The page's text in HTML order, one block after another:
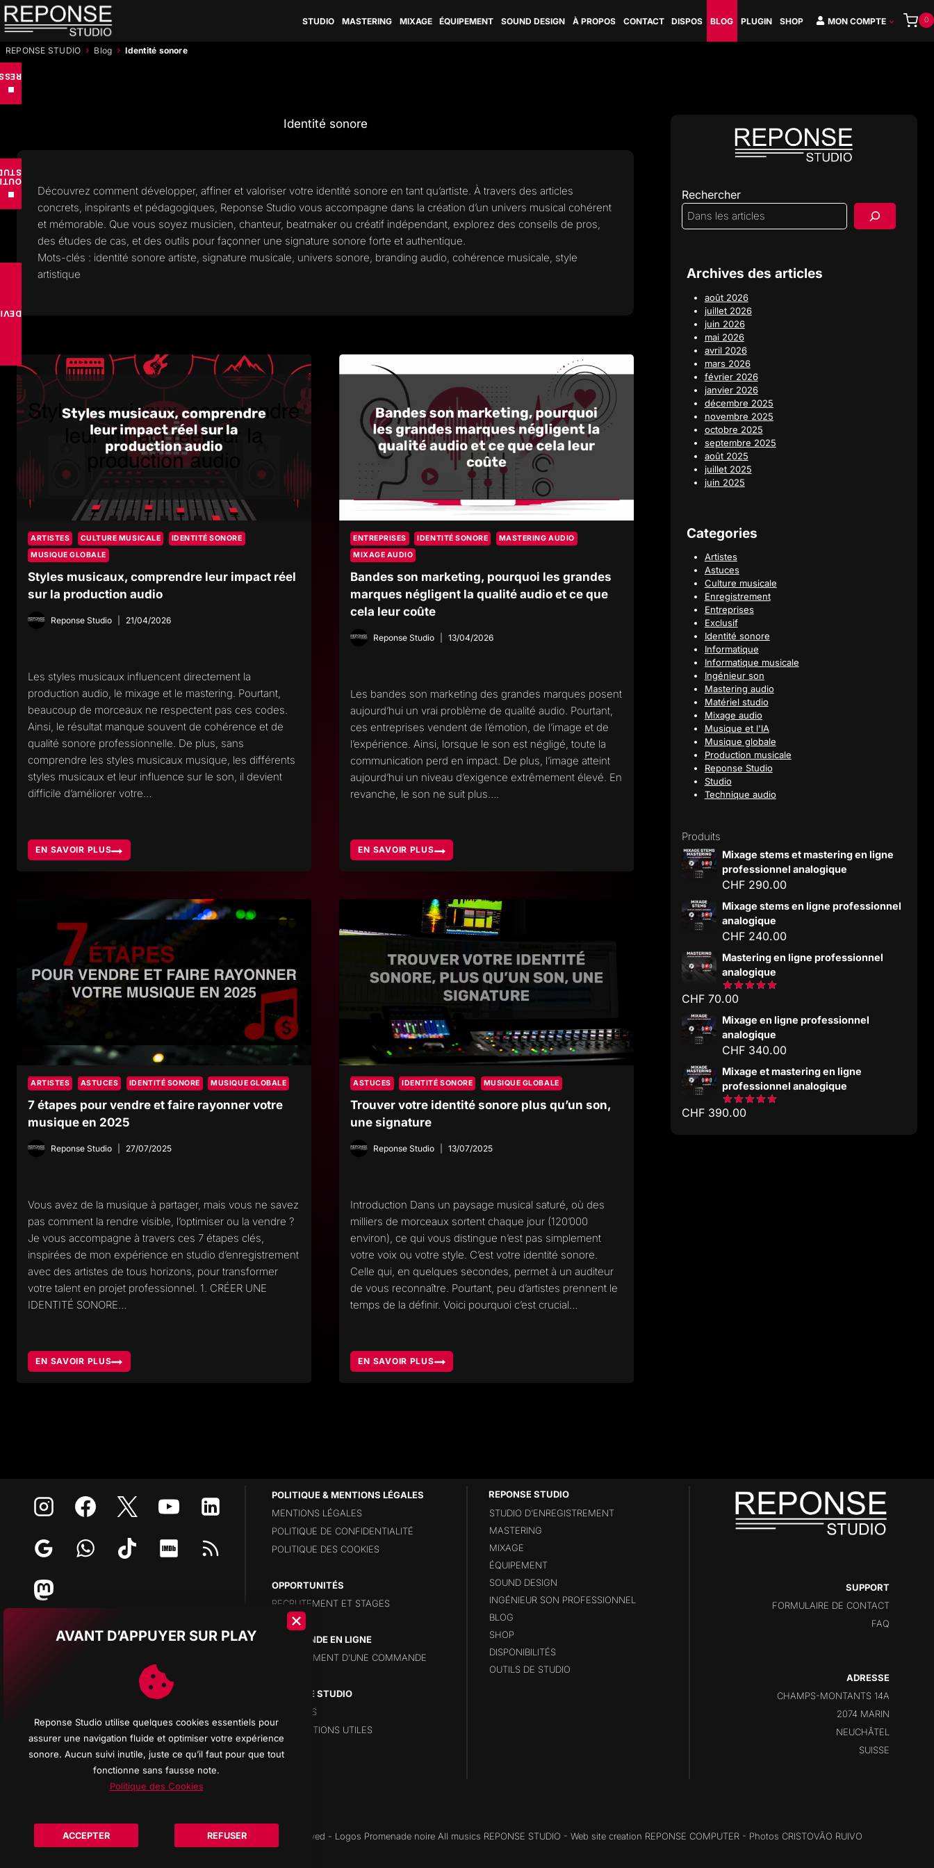
Aller
au
STUDIO MASTERING MIXAGE ÉQUIPEMENT SOUND DESIGN À PROPOS CONTACT DISPOS BLOG PLUGIN SHOP MON COMPTE 0
REPONSE STUDIO › Blog › Identité sonore
Identité sonore
Découvrez comment développer, affiner et valoriser votre identité sonore en tant qu’artiste. À travers des articles
concrets, inspirants et pédagogiques, Reponse Studio vous accompagne dans la création d’un univers musical cohérent
et mémorable. Que vous soyez musicien, chanteur, beatmaker ou créatif indépendant, explorez des conseils de pros,
des études de cas, et des outils pour façonner une signature sonore forte et authentique.
Mots-clés : identité sonore artiste, signature musicale, univers sonore, branding audio, cohérence musicale, style
artistique
ARTISTES CULTURE MUSICALE
IDENTITÉ SONORE
MUSIQUE GLOBALE
Styles musicaux, comprendre leur impact réel
sur la production audio
Reponse Studio 21/04/2026
Les styles musicaux influencent directement la
production audio, le mixage et le mastering. Pourtant,
beaucoup de morceaux ne respectent pas ces codes.
Ainsi, le résultat manque souvent de cohérence et de
qualité sonore professionnelle. De plus, sans
comprendre les styles musicaux musique, les différents
styles musicaux et leur influence sur le son, il devient
difficile d’améliorer votre…
EN SAVOIR PLUS
STYLES
MUSICAUX,
AUDIO
ENTREPRISES IDENTITÉ SONORE
MASTERING AUDIO
MIXAGE AUDIO
Bandes son marketing, pourquoi les grandes
marques négligent la qualité audio et ce que
cela leur coûte
Reponse Studio 13/04/2026
Les bandes son marketing des grandes marques posent
aujourd’hui un vrai problème de qualité audio. Pourtant,
ces entreprises vendent de l’émotion, de l’image et de
l’expérience. Ainsi, lorsque le son est négligé, toute la
communication perd en impact. De plus, l’image atteint
aujourd’hui un niveau d’exigence extrêmement élevé. En
revanche, le son ne suit plus….
EN SAVOIR PLUS
BANDES
SON
QUALITÉ
AUDIO
LEUR
COÛTE
ARTISTES ASTUCES IDENTITÉ SONORE MUSIQUE GLOBALE
7 étapes pour vendre et faire rayonner votre
musique en 2025
Reponse Studio 27/07/2025
Vous avez de la musique à partager, mais vous ne savez
pas comment la rendre visible, l’optimiser ou la vendre ?
Je vous accompagne à travers ces 7 étapes clés,
inspirées de mon expérience en studio d’enregistrement
avec des artistes de tous horizons, pour transformer
votre talent en projet professionnel. 1. CRÉER UNE
IDENTITÉ SONORE…
EN SAVOIR PLUS
7
ÉTAPES
ASTUCES IDENTITÉ SONORE MUSIQUE GLOBALE
Trouver votre identité sonore plus qu’un son,
une signature
Reponse Studio 13/07/2025
Introduction Dans un paysage musical saturé, où des
milliers de morceaux sortent chaque jour (120’000
environ), ce qui vous distingue n’est pas simplement
votre voix ou votre style. C’est votre identité sonore.
Celle qui, en quelques secondes, permet à un auditeur
de vous reconnaître. Pourtant, peu d’artistes prennent le
temps de la définir. Voici pourquoi c’est crucial…
EN SAVOIR PLUS
TROUVER
VOTRE
Rechercher
Archives des articles
août 2026
juillet 2026
juin 2026
mai 2026
avril 2026
mars 2026
février 2026
janvier 2026
décembre 2025
novembre 2025
octobre 2025
septembre 2025
août 2025
juillet 2025
juin 2025
Categories
Artistes
Astuces
Culture musicale
Enregistrement
Entreprises
Exclusif
Identité sonore
Informatique
Informatique musicale
Ingénieur son
Mastering audio
Matériel studio
Mixage audio
Musique et l'IA
Musique globale
Production musicale
Reponse Studio
Studio
Technique audio
Produits
Mixage stems et mastering en ligne
professionnel analogique
CHF290.00
Mixage stems en ligne professionnel
analogique
CHF240.00
Mastering en ligne professionnel
analogique
Note
CHF70.00
Mixage en ligne professionnel
analogique
CHF340.00
Mixage et mastering en ligne
professionnel analogique
Note
CHF390.00
POLITIQUE & MENTIONS LÉGALES
MENTIONS LÉGALES
POLITIQUE DE CONFIDENTIALITÉ
POLITIQUE DES COOKIES
OPPORTUNITÉS
RECRUTEMENT ET STAGES
COMMANDE EN LIGNE
DÉROULEMENT D’UNE COMMANDE
REPONSE STUDIO
À PROPOS
INFORMATIONS UTILES
STUDIO D’ENREGISTREMENT
MASTERING
MIXAGE
ÉQUIPEMENT
SOUND DESIGN
INGÉNIEUR SON PROFESSIONNEL
BLOG
SHOP
DISPONIBILITÉS
OUTILS DE STUDIO
SUPPORT
FORMULAIRE DE CONTACT
FAQ
ADRESSE
CHAMPS-MONTANTS 14A
2074 MARIN
NEUCHÂTEL
SUISSE
© 2026 Reponse Studio d'enregistrement All rights reserved - Logos Promenade noire All musics REPONSE STUDIO - Web site creation REPONSE COMPUTER - Photos CRISTOVÃO RUIVO
■
■
AVANT D’APPUYER SUR PLAY
Reponse Studio utilise quelques cookies essentiels pour
assurer une navigation fluide et optimiser votre expérience
sonore. Aucun suivi inutile, juste ce qu’il faut pour que tout
fonctionne sans fausse note.
Politique des Cookies
ACCEPTER REFUSER